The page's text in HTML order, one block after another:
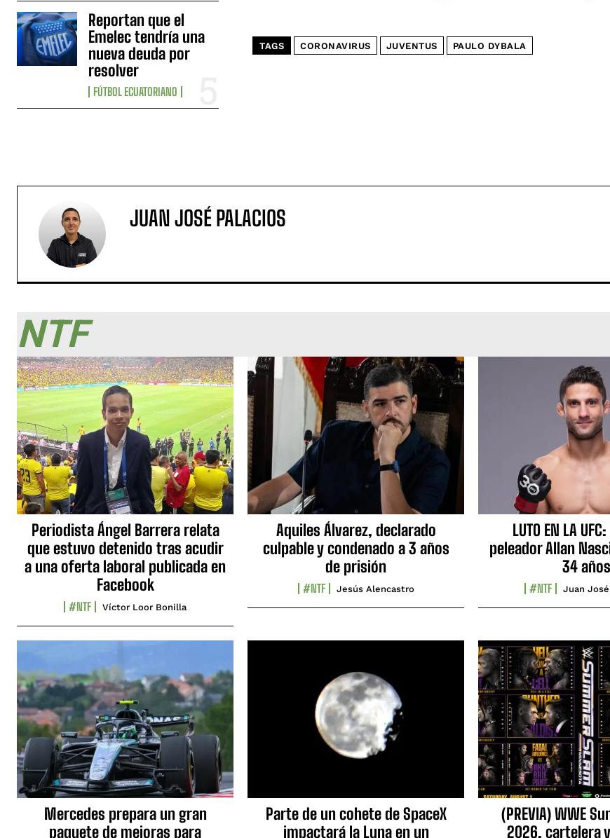
Reportan que el
Emelec tendría una
nueva deuda por
resolver
FÚTBOL ECUATORIANO
TAGS CORONAVIRUS JUVENTUS PAULO DYBALA
JUAN JOSÉ PALACIOS
NTF
Periodista Ángel Barrera relata
que estuvo detenido tras acudir
a una oferta laboral publicada en
Facebook
#NTF Víctor Loor Bonilla
Aquiles Álvarez, declarado
culpable y condenado a 3 años
de prisión
#NTF Jesús Alencastro
LUTO EN LA
peleador Allan
34 años
#NTF Juan
Mercedes prepara un gran
paquete de mejoras para
Parte de un cohete de SpaceX
impactará la Luna en un
(PREVIA) WWE
2026, cartelera